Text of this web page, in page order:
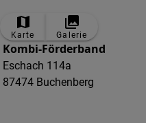
Karte Galerie
Kombi-Förderband
Eschach 114a
87474 Buchenberg